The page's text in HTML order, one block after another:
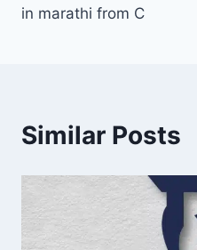
in marathi from C
Similar Posts